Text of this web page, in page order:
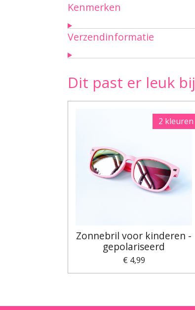
Kenmerken
Verzendinformatie
Dit past er leuk bij
2 kleuren
Zonnebril voor kinderen -
gepolariseerd
€ 4,99